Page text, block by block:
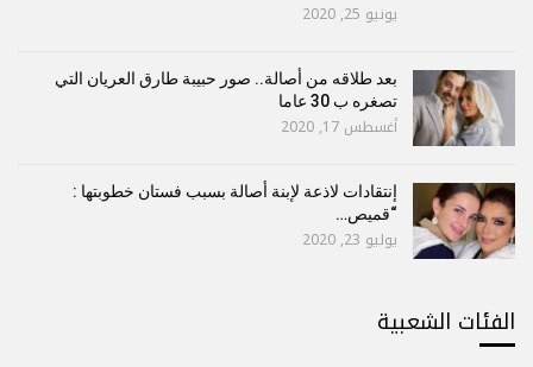
يونيو 25, 2020
بعد طلاقه من أصالة.. صور حبيبة طارق العريان التي
تصغره ب 30 عاما
أغسطس 17, 2020
إنتقادات لاذعة لإبنة أصالة بسبب فستان خطوبتها :
“قميص…
يوليو 23, 2020
الفئات الشعبية